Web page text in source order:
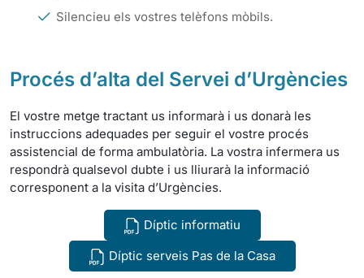
Silencieu els vostres telèfons mòbils.
Procés d’alta del Servei d’Urgències
El vostre metge tractant us informarà i us donarà les
instruccions adequades per seguir el vostre procés
assistencial de forma ambulatòria. La vostra infermera us
respondrà qualsevol dubte i us lliurarà la informació
corresponent a la visita d’Urgències.
Díptic informatiu
Díptic serveis Pas de la Casa